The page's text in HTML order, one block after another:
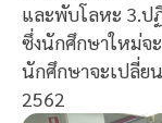
และพับโลหะ 3.ป
ซึ่งนักศึกษาใหม่จ
นักศึกษาจะเปลี่ย
2562